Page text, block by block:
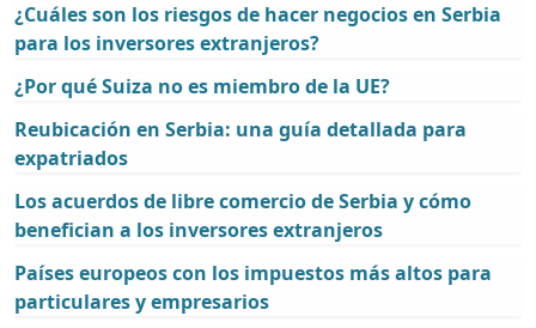
¿Cuáles son los riesgos de hacer negocios en Serbia
para los inversores extranjeros?
¿Por qué Suiza no es miembro de la UE?
Reubicación en Serbia: una guía detallada para
expatriados
Los acuerdos de libre comercio de Serbia y cómo
benefician a los inversores extranjeros
Países europeos con los impuestos más altos para
particulares y empresarios